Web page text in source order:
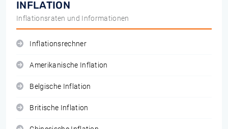
INFLATION
Inflationsraten und Informationen
Inflationsrechner
Amerikanische Inflation
Belgische Inflation
Britische Inflation